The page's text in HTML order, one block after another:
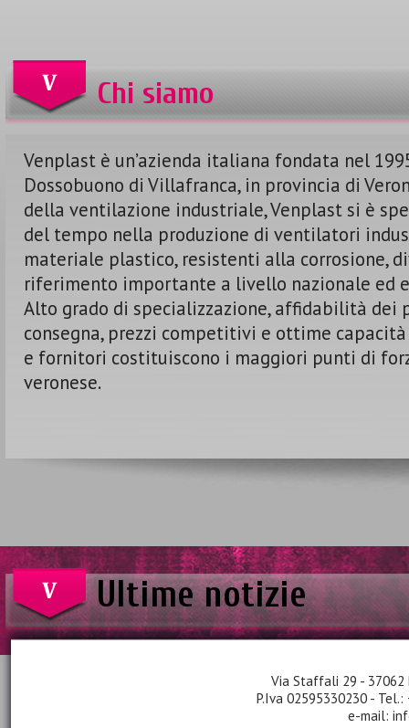
Chi siamo
Venplast è un’azienda italiana fondata nel
Dossobuono di Villafranca, in provincia di
della ventilazione industriale, Venplast si è
del tempo nella produzione di ventilatori
materiale plastico, resistenti alla corrosione,
riferimento importante a livello nazionale ed
Alto grado di specializzazione, affidabilità dei
consegna, prezzi competitivi e ottime
e fornitori costituiscono i maggiori punti di
veronese.
Ultime notizie
Via Staffali 29 - 37062
P.Iva 02595330230 -
e-mail: